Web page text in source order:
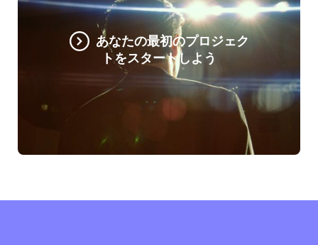
あなたの最初のプロジェク
トをスタートしよう